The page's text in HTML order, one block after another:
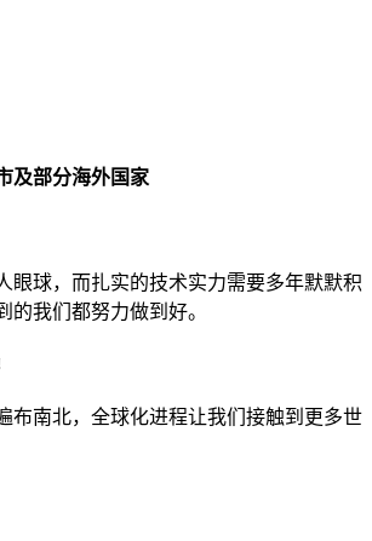
？
是？
及部分海外国家
眼球，而扎实的技术实力需要多年默默积
的我们都努力做到好。
布南北，全球化进程让我们接触到更多世